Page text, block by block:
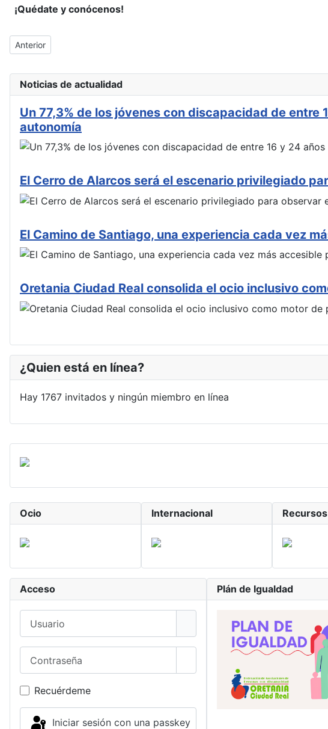
¡Quédate y conócenos!
Artículo anterior: Aviso Legal
Anterior
Noticias de actualidad
Un 77,3% de los jóvenes con discapacidad de
autonomía
El Cerro de Alarcos será el escenario privilegiado
El Camino de Santiago, una experiencia cada vez
Oretania Ciudad Real consolida el ocio inclusivo
¿Quien está en línea?
Hay 1767 invitados y ningún miembro en línea
Ocio Internacional Recursos
Acceso
Mostrar contraseña
Recuérdeme
Iniciar sesión con una passkey
Plán de Igualdad